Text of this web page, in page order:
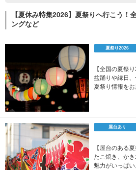
【夏休み特集2026】夏祭りへ行こう！
ングなど
夏祭り2026
【全国の夏祭り
盆踊りや縁日
夏祭り情報をお
屋台あり
【屋台のある
たこ焼き、か
魅力がいっぱい